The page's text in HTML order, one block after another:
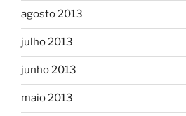
agosto 2013
julho 2013
junho 2013
maio 2013